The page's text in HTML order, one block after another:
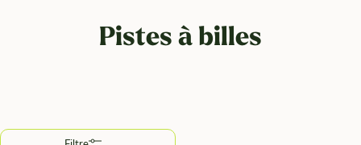
Pistes à billes